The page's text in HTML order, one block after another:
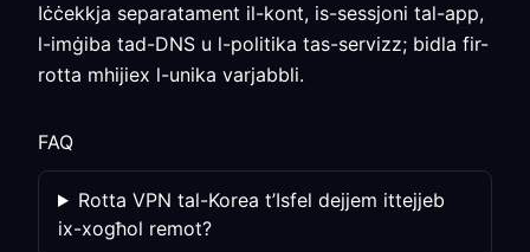
Iċċekkja separatament il-kont, is-sessjoni tal-app,
l-imġiba tad-DNS u l-politika tas-servizz; bidla fir-
rotta mhijiex l-unika varjabbli.
FAQ
Rotta VPN tal-Korea t’Isfel dejjem ittejjeb
ix-xogħol remot?